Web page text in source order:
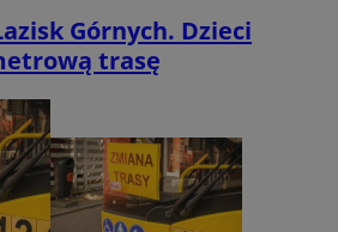
Górnych. Dzieci
trasę